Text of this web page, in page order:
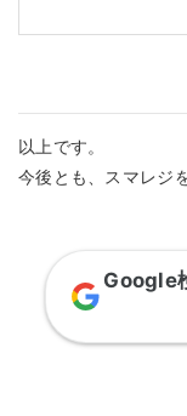
以上です。
今後とも、スマレジ
Google